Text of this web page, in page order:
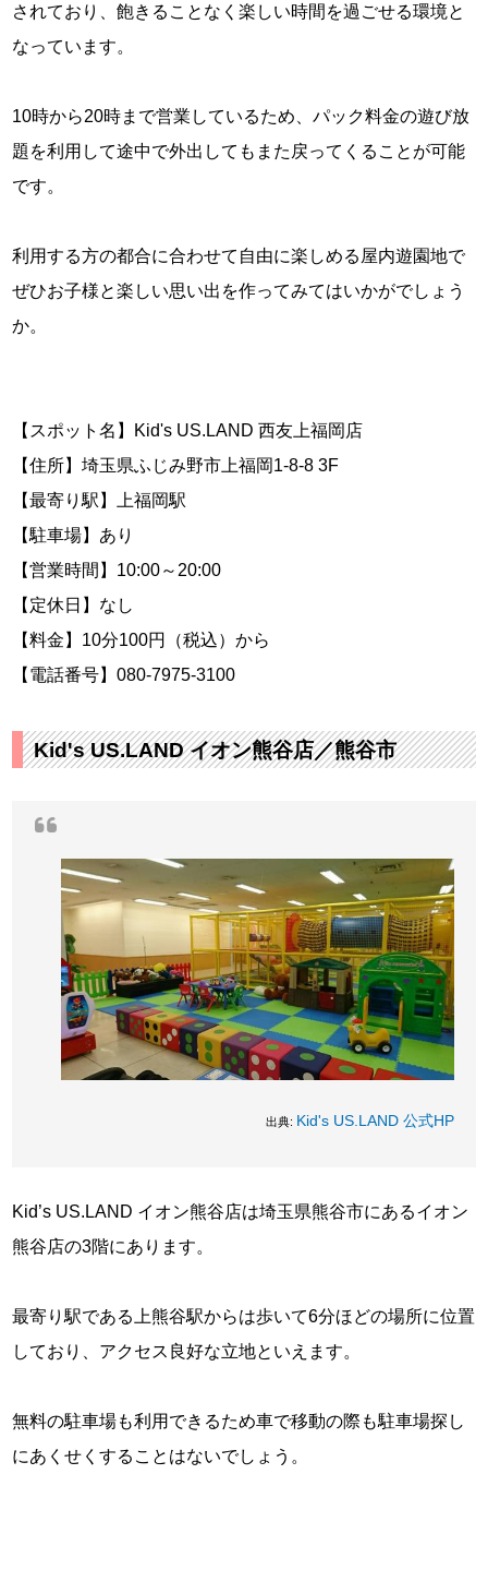
されており、飽きることなく楽しい時間を過ごせる環境と
なっています。
10時から20時まで営業しているため、パック料金の遊び放
題を利用して途中で外出してもまた戻ってくることが可能
です。
利用する方の都合に合わせて自由に楽しめる屋内遊園地で
ぜひお子様と楽しい思い出を作ってみてはいかがでしょう
か。
【スポット名】Kid's US.LAND 西友上福岡店
【住所】埼玉県ふじみ野市上福岡1-8-8 3F
【最寄り駅】上福岡駅
【駐車場】あり
【営業時間】10:00～20:00
【定休日】なし
【料金】10分100円（税込）から
【電話番号】080-7975-3100
Kid's US.LAND イオン熊谷店／熊谷市
出典: Kid's US.LAND 公式HP
Kid’s US.LAND イオン熊谷店は埼玉県熊谷市にあるイオン
熊谷店の3階にあります。
最寄り駅である上熊谷駅からは歩いて6分ほどの場所に位置
しており、アクセス良好な立地といえます。
無料の駐車場も利用できるため車で移動の際も駐車場探し
にあくせくすることはないでしょう。